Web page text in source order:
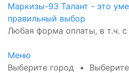
Маркизы-93 Талант - это
правильный выбор
Любая форма оплаты, в т.ч.
Меню
Выберите город